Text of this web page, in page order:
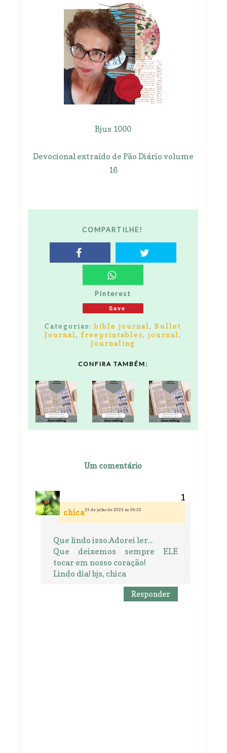
Bjus 1000
Devocional extraído de Pão Diário volume
16
COMPARTILHE!
Pinterest
Save
Categorias:bible journal , Bullet
Journal , freeprintables, journal ,
Journaling
CONFIRA TAMBÉM:
Um comentário
chica25 de julho de 2023 às 09:35
Que lindo isso.Adorei ler...
Que deixemos sempre ELE
tocar em nosso coração!
Lindo dia! bjs, chica
Responder